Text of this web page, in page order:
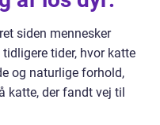
siden mennesker
tider, hvor katte
og naturlige forhold,
katte, der fandt vej til